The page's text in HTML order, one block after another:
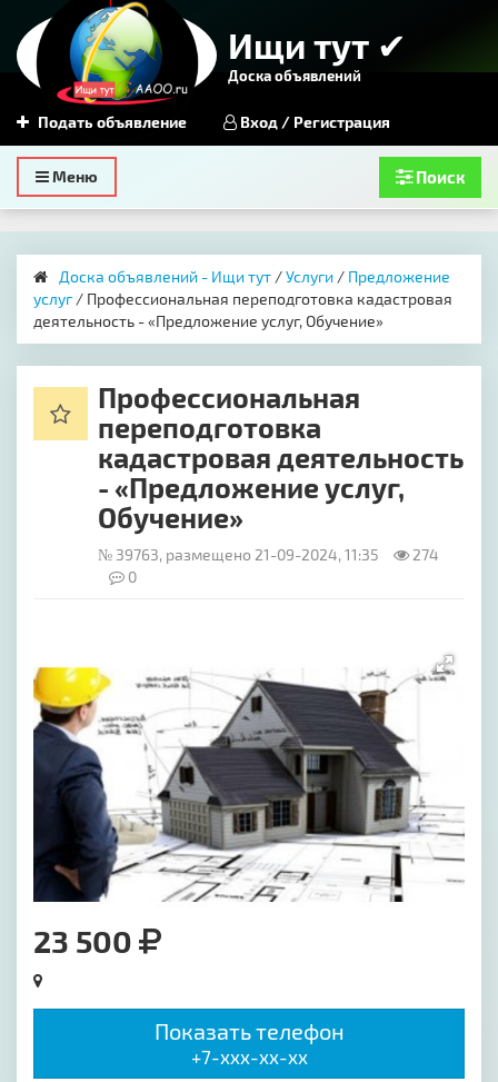
Ищи тут ✔
Доска объявлений
Подать объявление Вход / Регистрация
Toggle
navigation
Меню Поиск
Доска объявлений - Ищи тут /Услуги / Предложение
услуг/ Профессиональная переподготовка кадастровая
деятельность - «Предложение услуг, Обучение»
Профессиональная
переподготовка
кадастровая деятельность
- «Предложение услуг,
Обучение»
№ 39763, размещено 21-09-2024, 11:35
274
0
23 500
Показать телефон
+7-xxx-xx-xx